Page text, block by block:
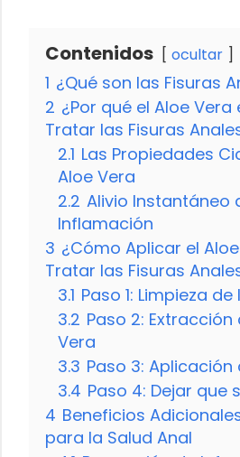
Contenidos ocultar
1 ¿Qué son las Fisuras
2 ¿Por qué el Aloe Vera
Tratar las Fisuras
2.1 Las Propiedades
Aloe Vera
2.2 Alivio Instantáneo
Inflamación
3 ¿Cómo Aplicar el
Tratar las Fisuras
3.1 Paso 1: Limpieza
3.2 Paso 2:
Vera
3.3 Paso 3: Aplicación
3.4 Paso 4: Dejar que
4 Beneficios
para la Salud Anal